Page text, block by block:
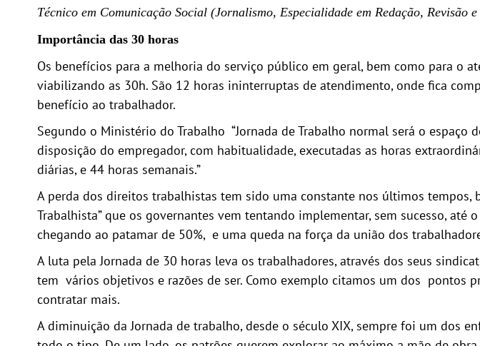
Técnico em Comunicação Social (Jornalismo, Especialidade em Redação, Revisão
Importância das 30 horas
Os benefícios para a melhoria do serviço público em geral, bem como para o
viabilizando as 30h. São 12 horas ininterruptas de atendimento, onde fica
benefício ao trabalhador.
Segundo o Ministério do Trabalho “Jornada de Trabalho normal será o
disposição do empregador, com habitualidade, executadas as horas
diárias, e 44 horas semanais.”
A perda dos direitos trabalhistas tem sido uma constante nos últimos tempos,
Trabalhista” que os governantes vem tentando implementar, sem sucesso,
chegando ao patamar de 50%, e uma queda na força da união dos
A luta pela Jornada de 30 horas leva os trabalhadores, através dos seus
tem vários objetivos e razões de ser. Como exemplo citamos um dos pontos
contratar mais.
A diminuição da Jornada de trabalho, desde o século XIX, sempre foi um dos